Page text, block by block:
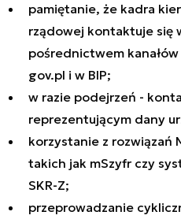
pamiętanie, że kadra
rządowej kontaktuje się
pośrednictwem
gov.pl i w BIP;
w razie podejrzeń -
reprezentującym dany
korzystanie z rozwiązań
takich jak mSzyfr czy
SKR-Z;
przeprowadzanie